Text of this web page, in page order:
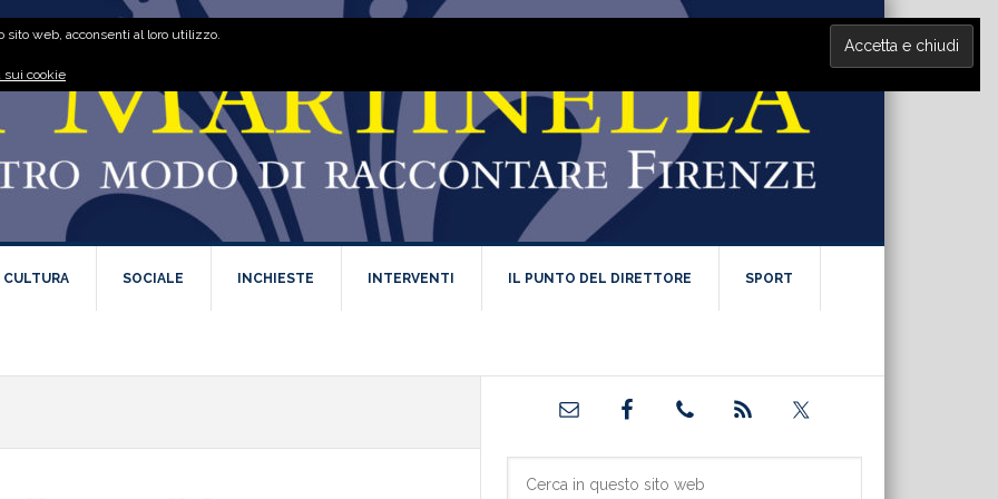
CULTURA SOCIALE INCHIESTE INTERVENTI IL PUNTO DEL DIRETTORE SPORT
Barra
primaria
web, acconsenti al loro utilizzo.
sui cookie